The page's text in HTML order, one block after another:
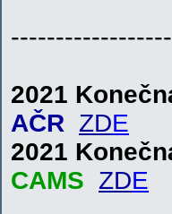
2021
AČR ZDE
2021
CAMS ZDE